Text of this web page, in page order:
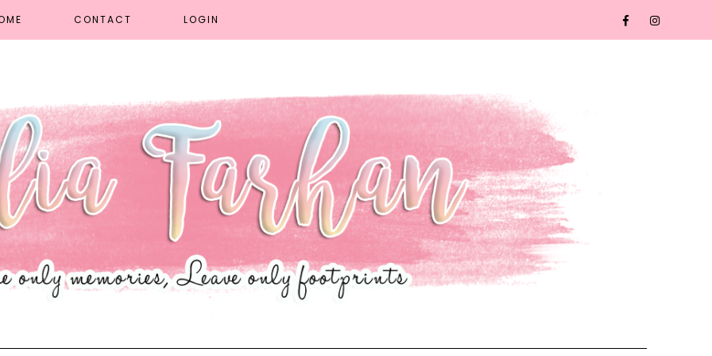
CONTACT LOGIN